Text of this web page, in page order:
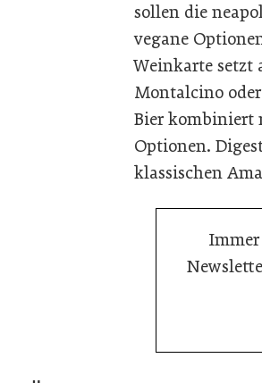
sollen die
vegane
Weinkarte setzt
Montalcino
Bier kombiniert
Optionen.
klassischen